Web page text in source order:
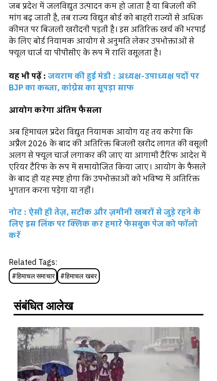
जब प्रदेश में जलविद्युत उत्पादन कम हो जाता है या बिजली की
मांग बढ़ जाती है, तब राज्य विद्युत बोर्ड को बाहरी राज्यों से अधिक
कीमत पर बिजली खरीदनी पड़ती है। इस अतिरिक्त खर्च की भरपाई
के लिए बोर्ड नियामक आयोग से अनुमति लेकर उपभोक्ताओं से
फ्यूल चार्ज या पीपीसीए के रूप में राशि वसूलता है।
यह भी पढ़ें : जयराम की हुई मंडी : अध्यक्ष-उपाध्यक्ष पदों पर
BJP का कब्जा, कांग्रेस का सूपड़ा साफ
आयोग करेगा अंतिम फैसला
अब हिमाचल प्रदेश विद्युत नियामक आयोग यह तय करेगा कि
अप्रैल 2026 के बाद की अतिरिक्त बिजली खरीद लागत की वसूली
अलग से फ्यूल चार्ज लगाकर की जाए या आगामी टैरिफ आदेश में
एरियर टैरिफ के रूप में समायोजित किया जाए। आयोग के फैसले
के बाद ही यह स्पष्ट होगा कि उपभोक्ताओं को भविष्य में अतिरिक्त
भुगतान करना पड़ेगा या नहीं।
नोट : ऐसी ही तेज़, सटीक और ज़मीनी खबरों से जुड़े रहने के
लिए इस लिंक पर क्लिक कर हमारे फेसबुक पेज को फॉलो
करें
Related Tags:
#हिमाचल समाचार #हिमाचल खबर
संबंधित आलेख